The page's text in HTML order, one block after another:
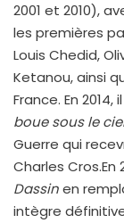
2001 et 2010),
les premières
Louis Chedid,
Ketanou, ainsi
France. En
boue sous le
Guerre qui
Charles Cros.En
Dassinen
intègre